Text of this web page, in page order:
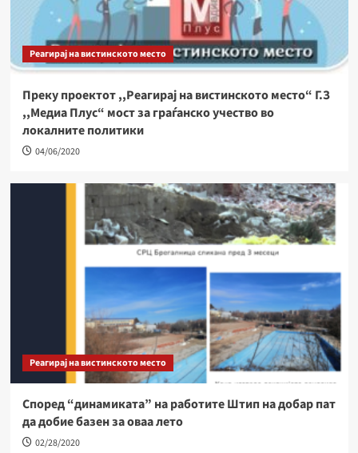
Реагирај на вистинското место
Преку проектот ,,Реагирај на вистинското место“ Г.З
,,Медиа Плус“ мост за граѓанско учество во
локалните политики
04/06/2020
Реагирај на вистинското место
Според “динамиката” на работите Штип на добар пат
да добие базен за оваа лето
02/28/2020